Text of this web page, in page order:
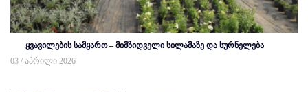
ყვავილების სამყარო – მიმზიდველი სილამაზე და სურნელება
03 / აპრილი 2026